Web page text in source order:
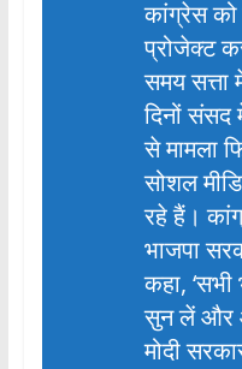
कांग्रेस को
प्रोजेक्ट
समय सत्ता
दिनों संसद
से मामला
सोशल
रहे हैं।
भाजपा
कहा,
सुन लें और
मोदी